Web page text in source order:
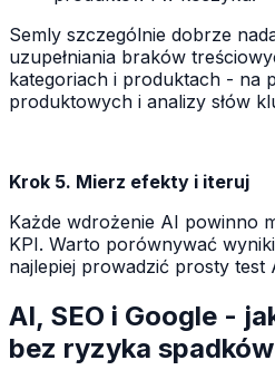
Semly szczególnie dobrze
uzupełniania braków
kategoriach i produktach - na
produktowych i analizy słów
Krok 5. Mierz efekty i iteruj
Każde wdrożenie AI powinno
KPI. Warto porównywać
najlepiej prowadzić prosty test
AI, SEO i Google -
bez ryzyka spadków